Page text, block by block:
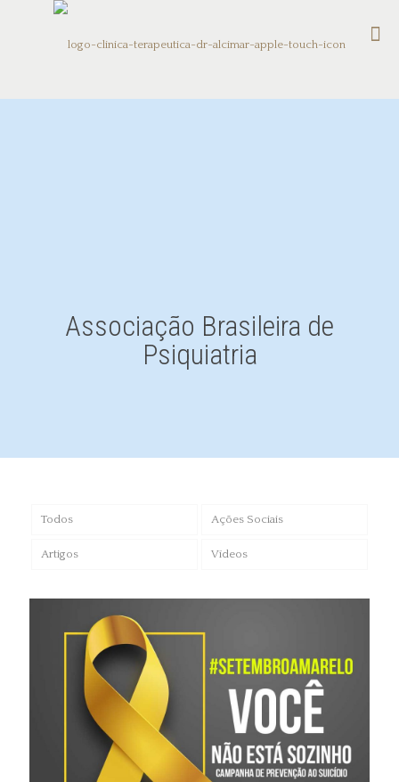
Associação Brasileira de
Psiquiatria
Todos Ações Sociais
Artigos Vídeos